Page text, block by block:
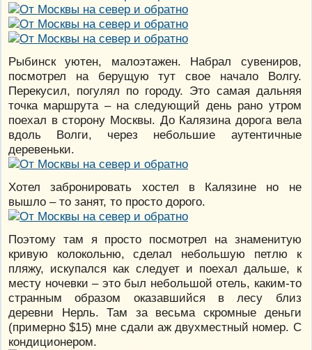
Рыбинск уютен, малоэтажен. Набрал сувениров,
посмотрел на берущую тут свое начало Волгу.
Перекусил, погулял по городу. Это самая дальняя
точка маршрута – на следующий день рано утром
поехал в сторону Москвы. До Калязина дорога вела
вдоль Волги, через небольшие аутентичные
деревеньки.
Хотел забронировать хостел в Калязине но не
вышло – то занят, то просто дорого.
Поэтому там я просто посмотрел на знаменитую
кривую колокольню, сделал небольшую петлю к
пляжу, искупался как следует и поехал дальше, к
месту ночевки – это был небольшой отель, каким-то
странным образом оказавшийся в лесу близ
деревни Нерль. Там за весьма скромные деньги
(примерно $15) мне сдали аж двухместный номер. С
кондиционером.